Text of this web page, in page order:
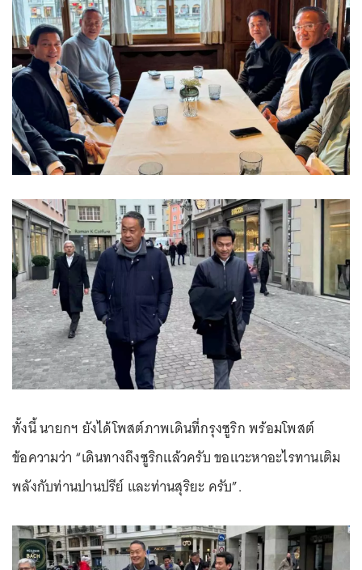
ทั้งนี้ นายกฯ ยังได้โพสต์ภาพเดินที่กรุงซูริก พร้อมโพสต์
ข้อความว่า “เดินทางถึงซูริกแล้วครับ ขอแวะหาอะไรทานเติม
พลังกับท่านปานปรีย์ และท่านสุริยะ ครับ”.